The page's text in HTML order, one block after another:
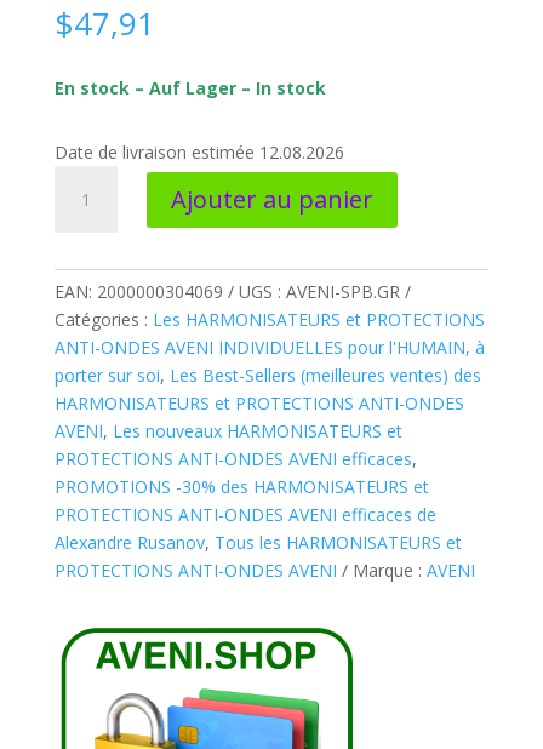
$47,91
En stock – Auf Lager – In stock
Date de livraison estimée 12.08.2026
*
Harmonisateur
ANTI-
ONDES
sphère
grise
ø
40
mm
Ajouter au panier
EAN: 2000000304069 UGS : AVENI-SPB.GR
Catégories : Les HARMONISATEURS et PROTECTIONS
ANTI-ONDES AVENI INDIVIDUELLES pour l'HUMAIN, à
porter sur soi, Les Best-Sellers (meilleures ventes) des
HARMONISATEURS et PROTECTIONS ANTI-ONDES
AVENI, Les nouveaux HARMONISATEURS et
PROTECTIONS ANTI-ONDES AVENI efficaces,
PROMOTIONS -30% des HARMONISATEURS et
PROTECTIONS ANTI-ONDES AVENI efficaces de
Alexandre Rusanov, Tous les HARMONISATEURS et
PROTECTIONS ANTI-ONDES AVENI
Marque : AVENI